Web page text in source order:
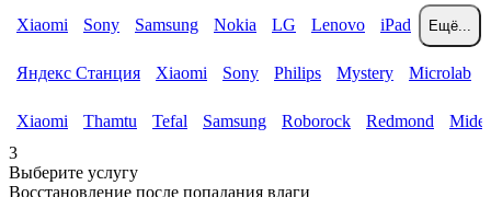
Xiaomi Sony Samsung Nokia LG Lenovo iPad Ещё...
Яндекс Станция Xiaomi Sony Philips Mystery Microlab
Xiaomi Thamtu Tefal Samsung Roborock Redmond
3
Выберите услугу
Восстановление после попадания влаги